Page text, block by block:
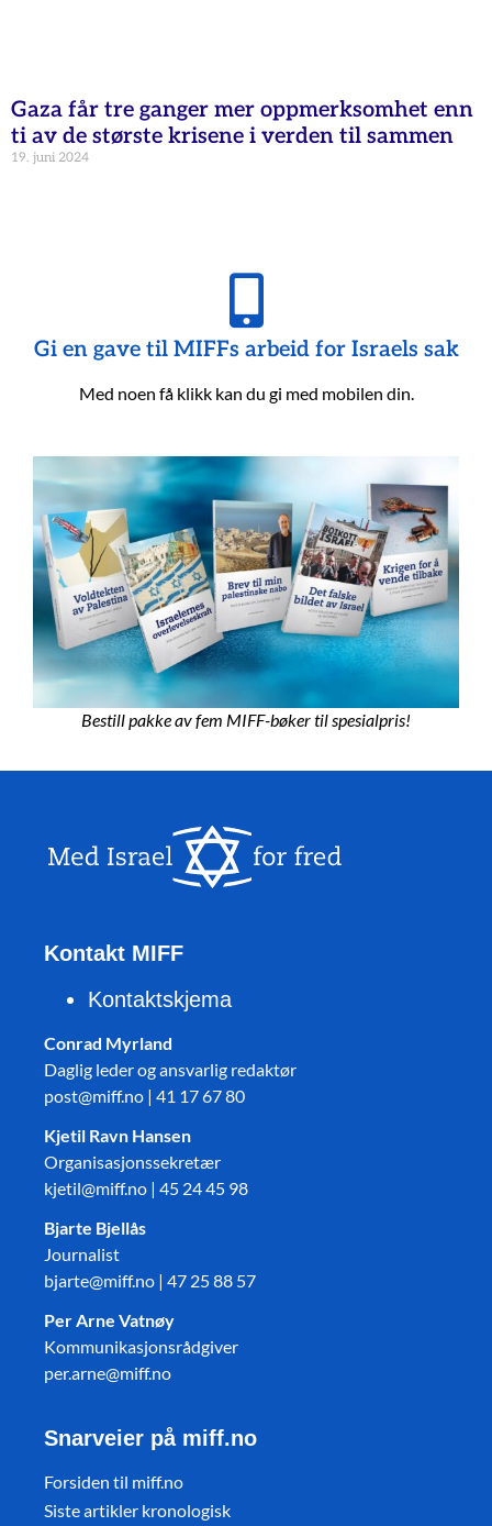
Gaza får tre ganger mer oppmerksomhet enn
ti av de største krisene i verden til sammen
19. juni 2024
Gi en gave til MIFFs arbeid for Israels sak
Med noen få klikk kan du gi med mobilen din.
Bestill pakke av fem MIFF-bøker til spesialpris!
Kontakt MIFF
Kontaktskjema
Conrad Myrland
Daglig leder og ansvarlig redaktør
post@miff.no | 41 17 67 80
Kjetil Ravn Hansen
Organisasjonssekretær
kjetil@miff.no | 45 24 45 98
Bjarte Bjellås
Journalist
bjarte@miff.no | 47 25 88 57
Per Arne Vatnøy
Kommunikasjonsrådgiver
per.arne@miff.no
Snarveier på miff.no
Forsiden til miff.no
Siste artikler kronologisk